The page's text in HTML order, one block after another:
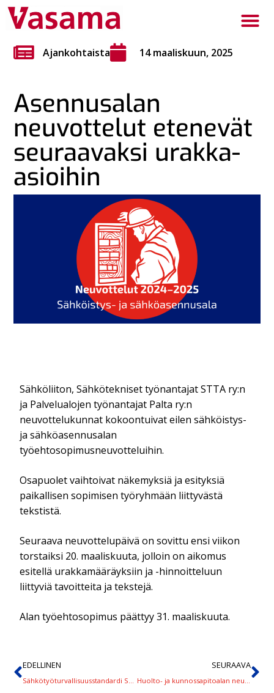
Ajankohtaista 14 maaliskuun, 2025
Asennusalan
neuvottelut etenevät
seuraavaksi urakka-
asioihin
Sähköliiton, Sähkötekniset työnantajat STTA ry:n
ja Palvelualojen työnantajat Palta ry:n
neuvottelukunnat kokoontuivat eilen sähköistys-
ja sähköasennusalan
työehtosopimusneuvotteluihin.
Osapuolet vaihtoivat näkemyksiä ja esityksiä
paikallisen sopimisen työryhmään liittyvästä
tekstistä.
Seuraava neuvottelupäivä on sovittu ensi viikon
torstaiksi 20. maaliskuuta, jolloin on aikomus
esitellä urakkamääräyksiin ja -hinnoitteluun
liittyviä tavoitteita ja tekstejä.
Alan työehtosopimus päättyy 31. maaliskuuta.
EDELLINEN SEURAAVA